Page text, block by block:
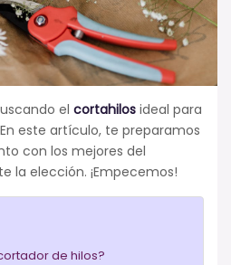
el cortahilos ideal para
este artículo, te preparamos
con los mejores del
la elección. ¡Empecemos!
de hilos?